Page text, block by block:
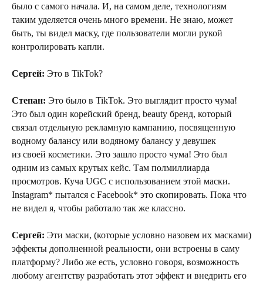
было с самого начала. И, на самом деле, технологиям
таким уделяется очень много времени. Не знаю, может
быть, ты видел маску, где пользователи могли рукой
контролировать капли.
Сергей: Это в TikTok?
Степан: Это было в TikTok. Это выглядит просто чума!
Это был один корейский бренд, beauty бренд, который
связал отдельную рекламную кампанию, посвященную
водному балансу или водяному балансу у девушек
из своей косметики. Это зашло просто чума! Это был
одним из самых крутых кейс. Там полмиллиарда
просмотров. Куча UGC с использованием этой маски.
Instagram* пытался с Facebook* это скопировать. Пока что
не видел я, чтобы работало так же классно.
Сергей: Эти маски, (которые условно назовем их масками)
эффекты дополненной реальности, они встроены в саму
платформу? Либо же есть, условно говоря, возможность
любому агентству разработать этот эффект и внедрить его